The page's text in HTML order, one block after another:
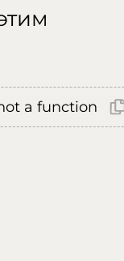
a function